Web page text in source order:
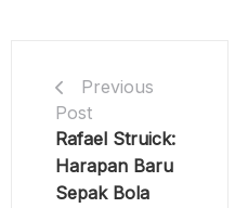
Previous
Post
Rafael Struick:
Harapan Baru
Sepak Bola